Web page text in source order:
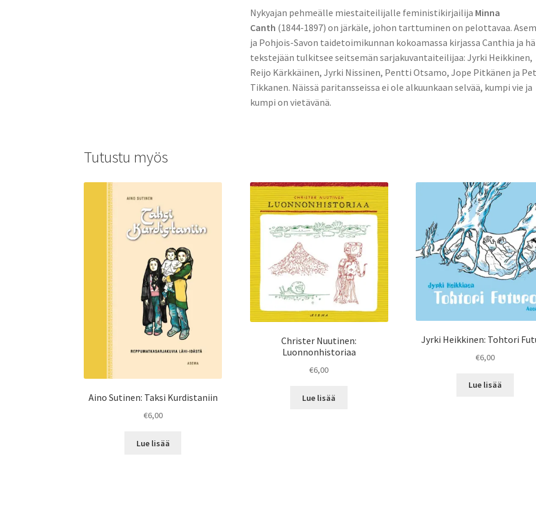
Nykyajan pehmeälle miestaiteilijalle feministikirjailija Minna
Canth (1844-1897) on järkäle, johon tarttuminen on pelottavaa.
ja Pohjois-Savon taidetoimikunnan kokoamassa kirjassa Canthia ja
tekstejään tulkitsee seitsemän sarjakuvantaiteilijaa: Jyrki Heikkinen,
Reijo Kärkkäinen, Jyrki Nissinen, Pentti Otsamo, Jope Pitkänen ja
Tikkanen. Näissä paritansseissa ei ole alkuunkaan selvää, kumpi vie ja
kumpi on vietävänä.
Tutustu myös
Aino Sutinen: Taksi Kurdistaniin
€6,00
Lue lisää
Christer Nuutinen:
Luonnonhistoriaa
€6,00
Lue lisää
Jyrki Heikkinen: Tohtori
€6,00
Lue lisää